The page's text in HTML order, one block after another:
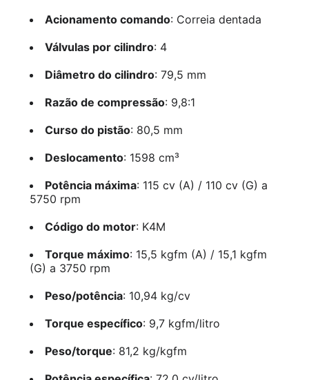
Acionamento comando: Correia dentada
Válvulas por cilindro: 4
Diâmetro do cilindro: 79,5 mm
Razão de compressão: 9,8:1
Curso do pistão: 80,5 mm
Deslocamento: 1598 cm³
Potência máxima: 115 cv (A) / 110 cv (G) a
5750 rpm
Código do motor: K4M
Torque máximo: 15,5 kgfm (A) / 15,1 kgfm
(G) a 3750 rpm
Peso/potência: 10,94 kg/cv
Torque específico: 9,7 kgfm/litro
Peso/torque: 81,2 kg/kgfm